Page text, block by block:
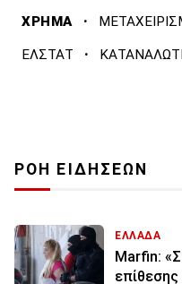
ΧΡΗΜΑ ·
ΕΛΣΤΑΤ ·
ΡΟΗ ΕΙΔΗΣΕΩΝ
ΕΛΛΑΔΑ
Marfin:
επίθεσης